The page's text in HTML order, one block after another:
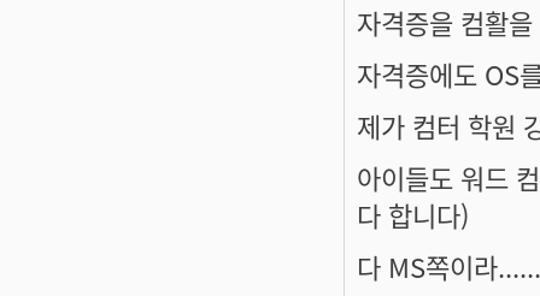
자격증을 컴활
자격증에도 OS
제가 컴터 학원
아이들도 워드
다 합니다)
다 MS쪽이라......